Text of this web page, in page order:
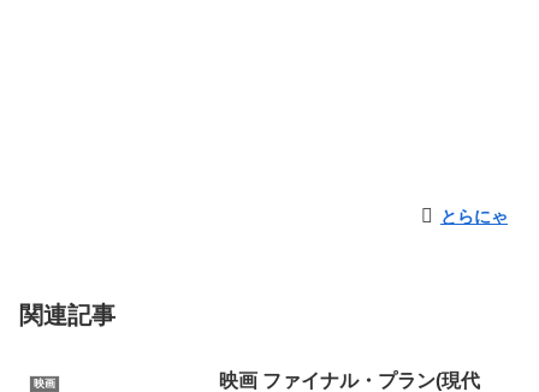
とらにゃ
関連記事
映画
映画 ファイナル・プラン(現代